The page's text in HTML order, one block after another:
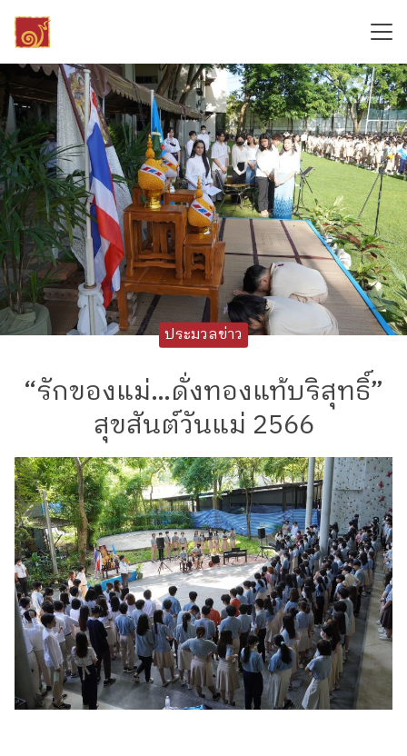
Skip
content
Search
for:
ประมวลข่าว
“รักของแม่…ดั่งทองแท้บริสุทธิ์”
สุขสันต์วันแม่ 2566